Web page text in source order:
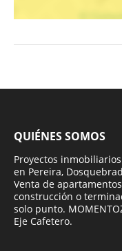
QUIÉNES SOMOS
Proyectos
en Pereira,
Venta de
construcción o
solo punto.
Eje Cafetero.